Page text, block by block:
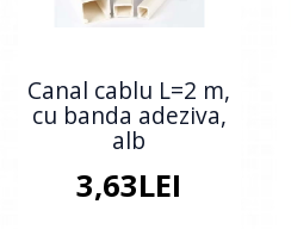
Canal cablu L=2 m,
cu banda adeziva,
alb
3,63LEI